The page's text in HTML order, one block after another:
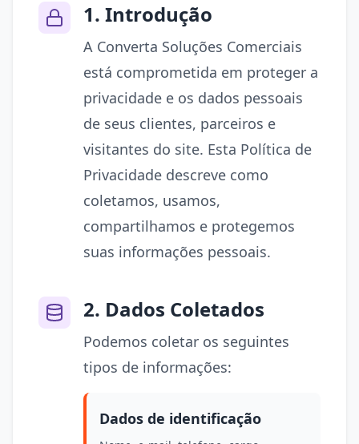
1. Introdução
A Converta Soluções Comerciais
está comprometida em proteger a
privacidade e os dados pessoais
de seus clientes, parceiros e
visitantes do site. Esta Política de
Privacidade descreve como
coletamos, usamos,
compartilhamos e protegemos
suas informações pessoais.
2. Dados Coletados
Podemos coletar os seguintes
tipos de informações:
Dados de identificação